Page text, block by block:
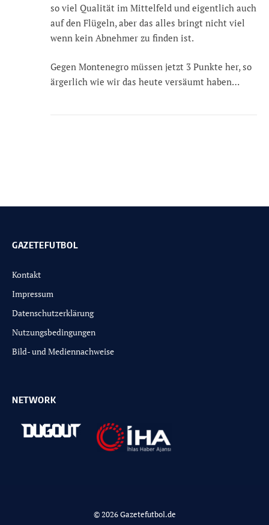
so viel Qualität im Mittelfeld und eigentlich auch
auf den Flügeln, aber das alles bringt nicht viel
wenn kein Abnehmer zu finden ist.
Gegen Montenegro müssen jetzt 3 Punkte her, so
ärgerlich wie wir das heute versäumt haben…
GAZETEFUTBOL
Kontakt
Impressum
Datenschutzerklärung
Nutzungsbedingungen
Bild- und Mediennachweise
NETWORK
© 2026 Gazetefutbol.de